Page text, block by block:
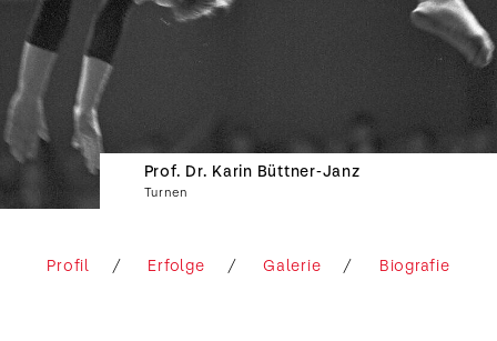
Prof. Dr. Karin Büttner-Janz
Turnen
Profil Erfolge Galerie Biografie